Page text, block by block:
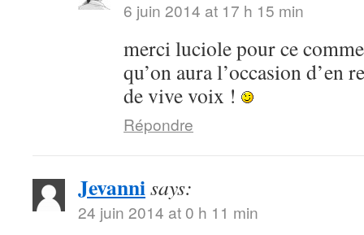
6 juin 2014 at 17 h 15 min
merci luciole pour ce
qu’on aura l’occasion d’en
de vive voix !
Répondre
Jevannisays:
24 juin 2014 at 0 h 11 min